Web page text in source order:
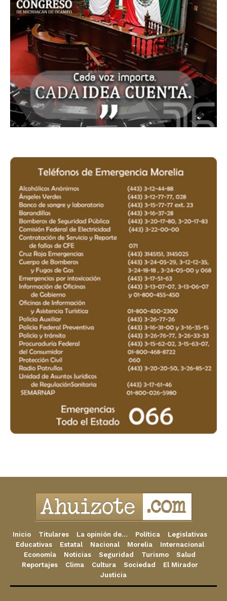
Inicio Titulares La opinión de… Política
Legislativas
Educativas
Estatal Nacional Morelia
Internacional
Economía
Noticias Seguridad Turismo
Salud
Reportajes
Clima Cultura Sociedad
El Mirador
Justicia